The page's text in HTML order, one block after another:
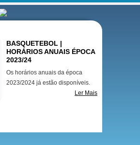
BASQUETEBOL |
HORÁRIOS ANUAIS ÉPOCA
2023/24
Os horários anuais da época
2023/2024 já estão disponíveis.
Ler Mais